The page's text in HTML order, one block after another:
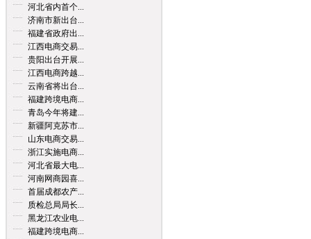
河北省内首个...
济南市新出台...
福建省政府出...
江西电商交易...
贵阳出台开展...
江西电商跨越...
云南省将出台...
福建跨境电商...
青岛今年将建...
新疆阿克苏市...
山东电商交易...
浙江实施电商...
河北省最大电...
河南网商园喜...
首届成都农产...
质检总局局长...
黑龙江农业电...
福建跨境电商...